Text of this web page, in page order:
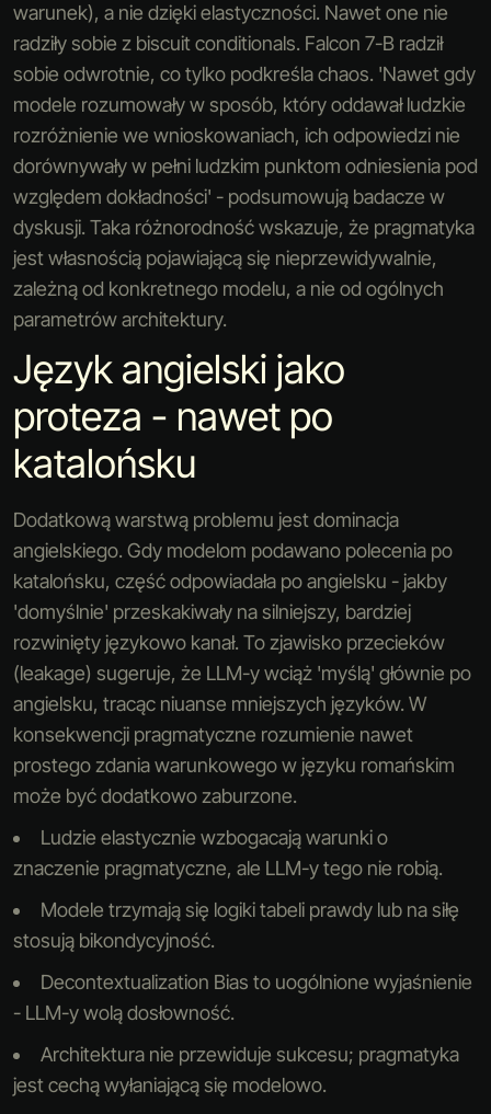
warunek), a nie dzięki elastyczności. Nawet one nie
radziły sobie z biscuit conditionals. Falcon 7-B radził
sobie odwrotnie, co tylko podkreśla chaos. 'Nawet gdy
modele rozumowały w sposób, który oddawał ludzkie
rozróżnienie we wnioskowaniach, ich odpowiedzi nie
dorównywały w pełni ludzkim punktom odniesienia pod
względem dokładności' - podsumowują badacze w
dyskusji. Taka różnorodność wskazuje, że pragmatyka
jest własnością pojawiającą się nieprzewidywalnie,
zależną od konkretnego modelu, a nie od ogólnych
parametrów architektury.
Język angielski jako
proteza - nawet po
katalońsku
Dodatkową warstwą problemu jest dominacja
angielskiego. Gdy modelom podawano polecenia po
katalońsku, część odpowiadała po angielsku - jakby
'domyślnie' przeskakiwały na silniejszy, bardziej
rozwinięty językowo kanał. To zjawisko przecieków
(leakage) sugeruje, że LLM-y wciąż 'myślą' głównie po
angielsku, tracąc niuanse mniejszych języków. W
konsekwencji pragmatyczne rozumienie nawet
prostego zdania warunkowego w języku romańskim
może być dodatkowo zaburzone.
Ludzie elastycznie wzbogacają warunki o
znaczenie pragmatyczne, ale LLM-y tego nie robią.
Modele trzymają się logiki tabeli prawdy lub na siłę
stosują bikondycyjność.
Decontextualization Bias to uogólnione wyjaśnienie
- LLM-y wolą dosłowność.
Architektura nie przewiduje sukcesu; pragmatyka
jest cechą wyłaniającą się modelowo.